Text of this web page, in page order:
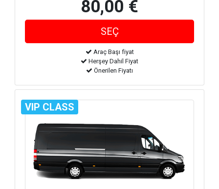
80,00 €
Araç Başı fiyat
Herşey Dahil Fiyat
Önerilen Fiyatı
VIP CLASS